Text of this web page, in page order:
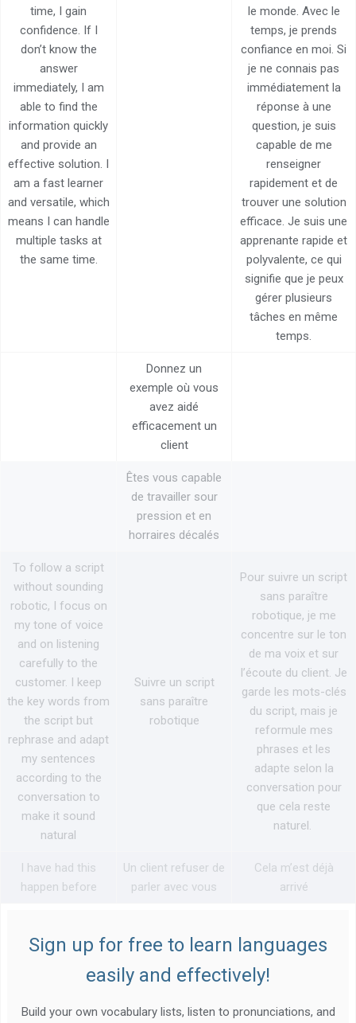
time, I gain
confidence. If I
don’t know the
answer
immediately, I am
able to find the
information quickly
and provide an
effective solution. I
am a fast learner
and versatile, which
means I can handle
multiple tasks at
the same time.
le monde. Avec le
temps, je prends
confiance en moi. Si
je ne connais pas
immédiatement la
réponse à une
question, je suis
capable de me
renseigner
rapidement et de
trouver une solution
efficace. Je suis une
apprenante rapide et
polyvalente, ce qui
signifie que je peux
gérer plusieurs
tâches en même
temps.
Donnez un
exemple où vous
avez aidé
efficacement un
client
Êtes vous capable
de travailler sour
pression et en
horraires décalés
To follow a script
without sounding
robotic, I focus on
my tone of voice
and on listening
carefully to the
customer. I keep
the key words from
the script but
rephrase and adapt
my sentences
according to the
conversation to
make it sound
natural
Suivre un script
sans paraître
robotique
Pour suivre un script
sans paraître
robotique, je me
concentre sur le ton
de ma voix et sur
l’écoute du client. Je
garde les mots-clés
du script, mais je
reformule mes
phrases et les
adapte selon la
conversation pour
que cela reste
naturel.
I have had this
happen before
Un client refuser de
parler avec vous
Cela m’est déjà
arrivé
Sign up for free to learn languages
easily and effectively!
Build your own vocabulary lists, listen to pronunciations, and